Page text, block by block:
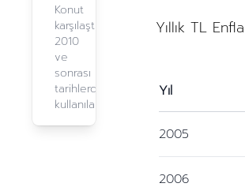
Konut
karşılaştırma,
2010
ve
sonrası
tarihlerde
kullanılabilir.
Yıllık TL
Yıl
2005
2006